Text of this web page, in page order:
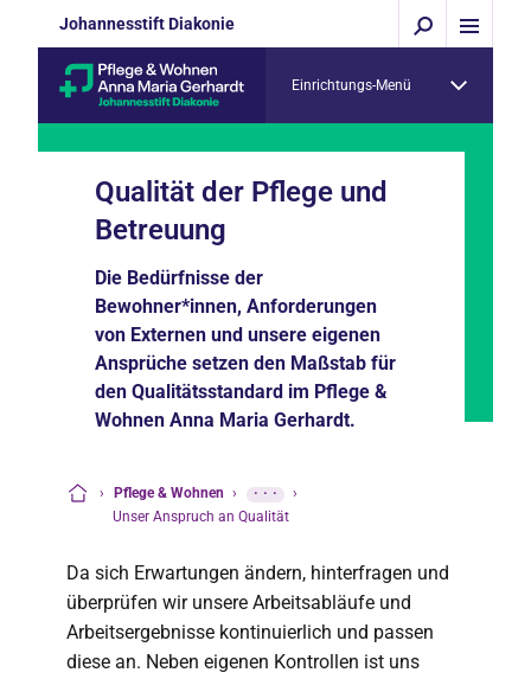
Johannesstift Diakonie
Einrichtungs-Menü
Qualität der Pflege und
Betreuung
Die Bedürfnisse der
Bewohner*innen, Anforderungen
von Externen und unsere eigenen
Ansprüche setzen den Maßstab für
den Qualitätsstandard im Pflege &
Wohnen Anna Maria Gerhardt.
› Pflege & Wohnen › ···
›
Unser Anspruch an Qualität
Da sich Erwartungen ändern, hinterfragen und
überprüfen wir unsere Arbeitsabläufe und
Arbeitsergebnisse kontinuierlich und passen
diese an. Neben eigenen Kontrollen ist uns